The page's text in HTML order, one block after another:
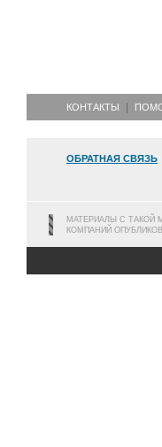
КОНТАКТЫ
ОБРАТНАЯ СВЯЗЬ
МАТЕРИАЛЫ С ТАКОЙ
КОМПАНИЙ